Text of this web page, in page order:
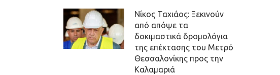
Νίκος Ταχιάος: Ξεκινούν
από απόψε τα
δοκιμαστικά δρομολόγια
της επέκτασης του Μετρό
Θεσσαλονίκης προς την
Καλαμαριά